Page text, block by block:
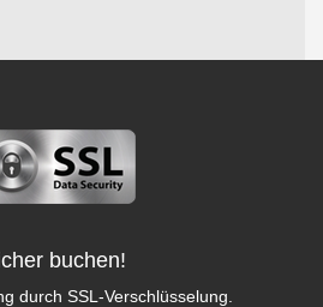
buchen!
durch SSL-Verschlüsselung.